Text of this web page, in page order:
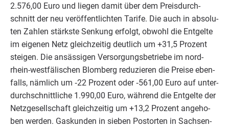
2.576,00 Euro und lie­gen damit über dem Preis­durch­
schnitt der neu ver­öf­fent­lich­ten Tari­fe. Die auch in abso­lu­
ten Zah­len stärks­te Sen­kung erfolgt, obwohl die Ent­gel­te
im eige­nen Netz gleich­zei­tig deut­lich um +31 ,5 Pro­zent
stei­gen. Die ansäs­si­gen Ver­sor­gungs­be­trie­be im nord­
rhein-west­fä­li­schen Blom­berg redu­zie­ren die Prei­se eben­
falls, näm­lich um ‑22 Pro­zent oder ‑561 ,00 Euro auf unter­
durch­schnitt­li­che 1 .990,00 Euro, wäh­rend die Ent­gel­te der
Netz­ge­sell­schaft gleich­zei­tig um +13,2 Pro­zent ange­ho­
ben wer­den. Gas­kun­den in sie­ben Postor­ten in Sach­sen-